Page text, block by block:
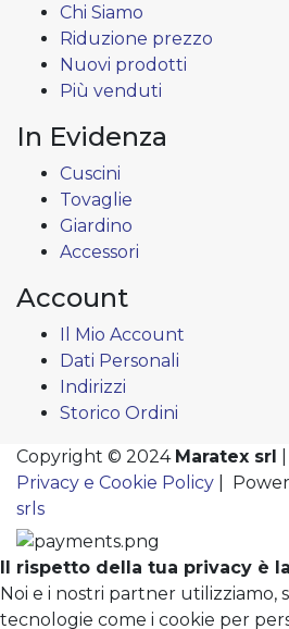
Chi Siamo
Riduzione prezzo
Nuovi prodotti
Più venduti
In Evidenza
Cuscini
Tovaglie
Giardino
Accessori
Account
Il Mio Account
Dati Personali
Indirizzi
Storico Ordini
Copyright © 2024 Maratex srl
Privacy e Cookie Policy |
srls
Il rispetto della tua privacy è
Noi e i nostri partner utilizziamo,
tecnologie come i cookie per